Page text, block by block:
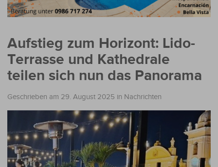
Aufstieg zum Horizont: Lido-
Terrasse und Kathedrale
teilen sich nun das Panorama
Geschrieben am 29. August 2025 in Nachrichten